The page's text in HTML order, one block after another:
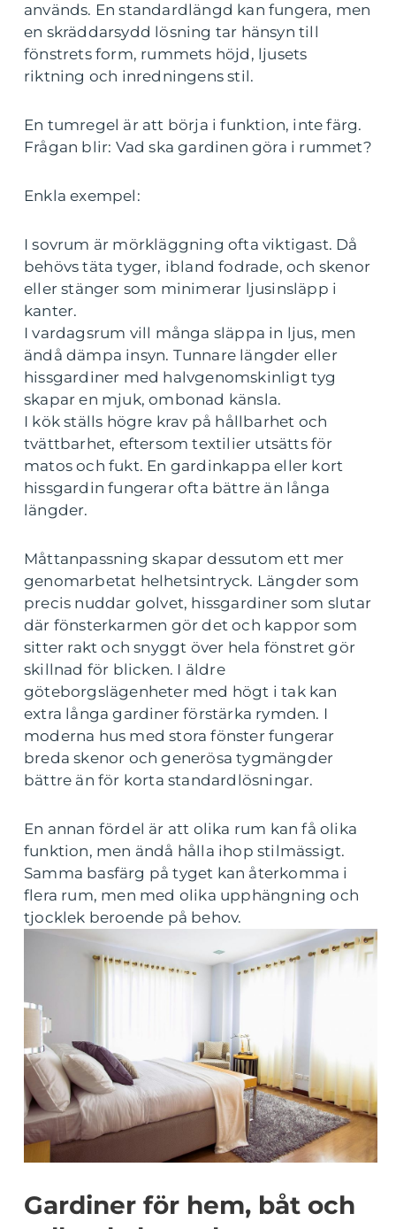
används. En standardlängd kan fungera, men
en skräddarsydd lösning tar hänsyn till
fönstrets form, rummets höjd, ljusets
riktning och inredningens stil.
En tumregel är att börja i funktion, inte färg.
Frågan blir: Vad ska gardinen göra i rummet?
Enkla exempel:
I sovrum är mörkläggning ofta viktigast. Då
behövs täta tyger, ibland fodrade, och skenor
eller stänger som minimerar ljusinsläpp i
kanter.
I vardagsrum vill många släppa in ljus, men
ändå dämpa insyn. Tunnare längder eller
hissgardiner med halvgenomskinligt tyg
skapar en mjuk, ombonad känsla.
I kök ställs högre krav på hållbarhet och
tvättbarhet, eftersom textilier utsätts för
matos och fukt. En gardinkappa eller kort
hissgardin fungerar ofta bättre än långa
längder.
Måttanpassning skapar dessutom ett mer
genomarbetat helhetsintryck. Längder som
precis nuddar golvet, hissgardiner som slutar
där fönsterkarmen gör det och kappor som
sitter rakt och snyggt över hela fönstret gör
skillnad för blicken. I äldre
göteborgslägenheter med högt i tak kan
extra långa gardiner förstärka rymden. I
moderna hus med stora fönster fungerar
breda skenor och generösa tygmängder
bättre än för korta standardlösningar.
En annan fördel är att olika rum kan få olika
funktion, men ändå hålla ihop stilmässigt.
Samma basfärg på tyget kan återkomma i
flera rum, men med olika upphängning och
tjocklek beroende på behov.
Gardiner för hem, båt och